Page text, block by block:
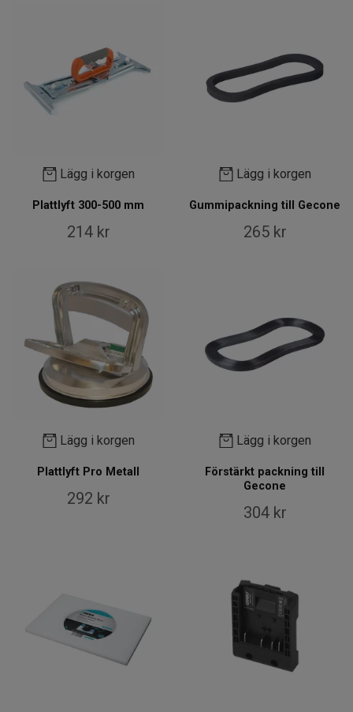
Lägg i korgen
Plattlyft 300-500 mm
214 kr
Lägg i korgen
Gummipackning till Gecone
265 kr
Lägg i korgen
Plattlyft Pro Metall
292 kr
Lägg i korgen
Förstärkt packning till
Gecone
304 kr